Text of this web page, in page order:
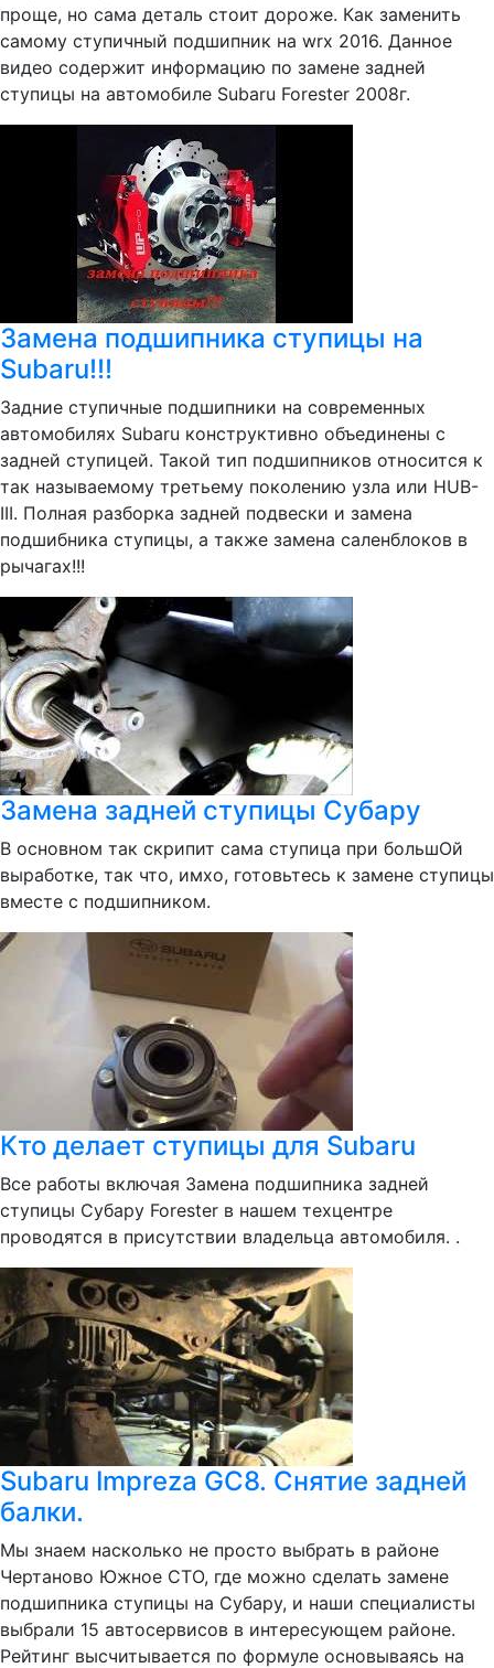
проще, но сама деталь стоит дороже. Как заменить
самому ступичный подшипник на wrx 2016. Данное
видео содержит информацию по замене задней
ступицы на автомобиле Subaru Forester 2008г.
Замена подшипника ступицы на
Subaru!!!
Задние ступичные подшипники на современных
автомобилях Subaru конструктивно объединены с
задней ступицей. Такой тип подшипников относится к
так называемому третьему поколению узла или HUB-
III. Полная разборка задней подвески и замена
подшибника ступицы, а также замена саленблоков в
рычагах!!!
Замена задней ступицы Субару
В основном так скрипит сама ступица при большОй
выработке, так что, имхо, готовьтесь к замене ступицы
вместе с подшипником.
Кто делает ступицы для Subaru
Все работы включая Замена подшипника задней
ступицы Субару Forester в нашем техцентре
проводятся в присутствии владельца автомобиля. .
Subaru Impreza GC8. Снятие задней
балки.
Мы знаем насколько не просто выбрать в районе
Чертаново Южное СТО, где можно сделать замене
подшипника ступицы на Субару, и наши специалисты
выбрали 15 автосервисов в интересующем районе.
Рейтинг высчитывается по формуле основываясь на